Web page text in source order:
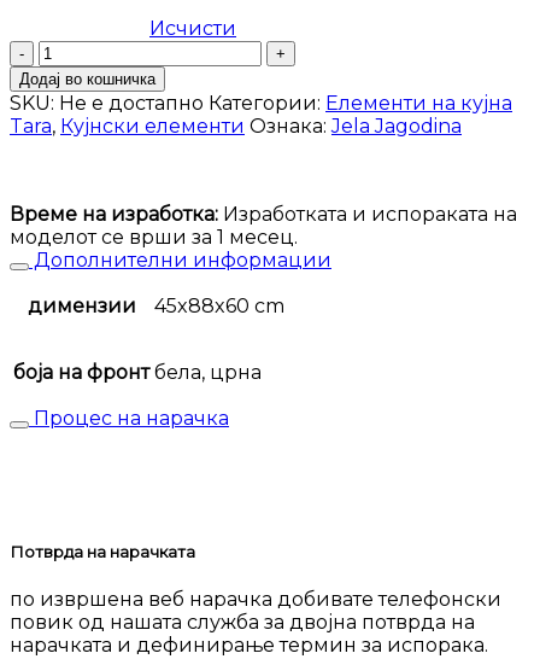
Исчисти
Кујнски
елемент
за
вградена
машина
TARA
K45D/4
количина
Додај во кошничка
SKU: Не е достапно Категории: Елементи на кујна
Tara, Кујнски елементи Ознака:Jela Jagodina
Време на изработка: Изработката и испораката на
моделот се врши за 1 месец.
Дополнителни информации
димензии
45x88x60 cm
боја на фронт бела, црна
Процес на нарачка
Потврда на нарачката
по извршена веб нарачка добивате телефонски
повик од нашата служба за двојна потврда на
нарачката и дефинирање термин за испорака.